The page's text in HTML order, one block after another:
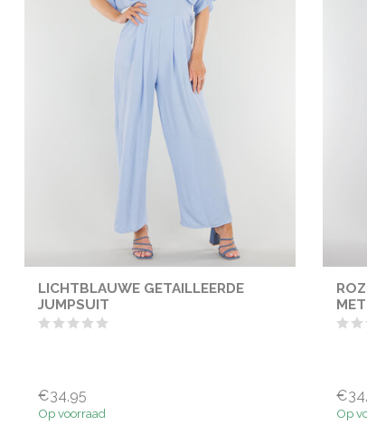
LICHTBLAUWE GETAILLEERDE
JUMPSUIT
€34,95
Op voorraad Op